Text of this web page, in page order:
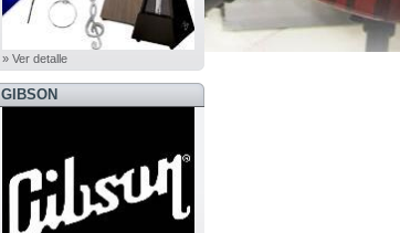
» Ver detalle
GIBSON